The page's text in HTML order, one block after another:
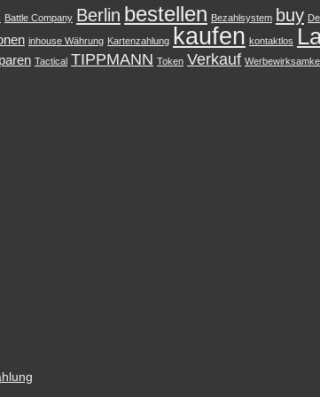
Battle Company Berlin bestellen Bezahlsystem buy
inhouse Währung Kartenzahlung kaufen kontaktlos
Tactical TIPPMANN Token Verkauf